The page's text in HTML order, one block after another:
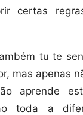
certas
tu te
mas apenas
aprende
toda a